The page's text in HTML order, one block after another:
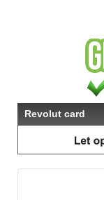
Revolut card